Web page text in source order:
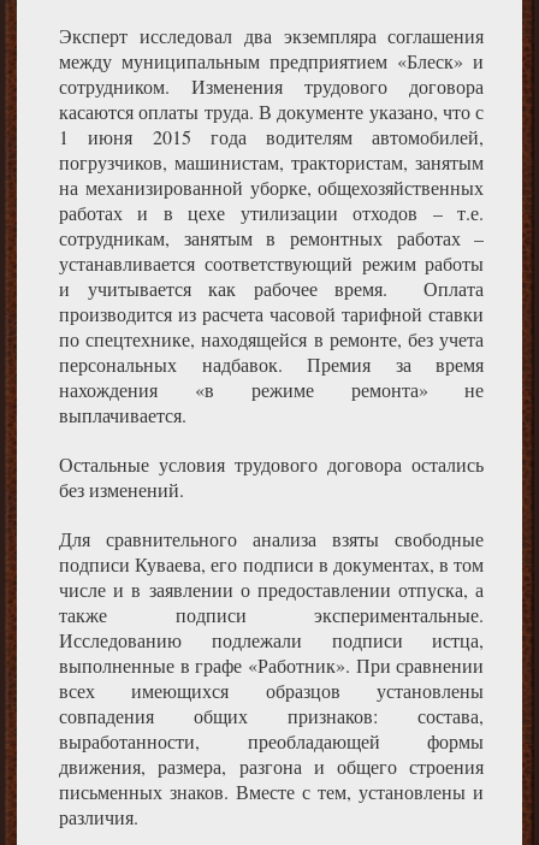
Эксперт исследовал два экземпляра соглашения
между муниципальным предприятием «Блеск» и
сотрудником. Изменения трудового договора
касаются оплаты труда. В документе указано, что с
1 июня 2015 года водителям автомобилей,
погрузчиков, машинистам, трактористам, занятым
на механизированной уборке, общехозяйственных
работах и в цехе утилизации отходов – т.е.
сотрудникам, занятым в ремонтных работах –
устанавливается соответствующий режим работы
и учитывается как рабочее время. Оплата
производится из расчета часовой тарифной ставки
по спецтехнике, находящейся в ремонте, без учета
персональных надбавок. Премия за время
нахождения «в режиме ремонта» не
выплачивается.
Остальные условия трудового договора остались
без изменений.
Для сравнительного анализа взяты свободные
подписи Куваева, его подписи в документах, в том
числе и в заявлении о предоставлении отпуска, а
также подписи экспериментальные.
Исследованию подлежали подписи истца,
выполненные в графе «Работник». При сравнении
всех имеющихся образцов установлены
совпадения общих признаков: состава,
выработанности, преобладающей формы
движения, размера, разгона и общего строения
письменных знаков. Вместе с тем, установлены и
различия.